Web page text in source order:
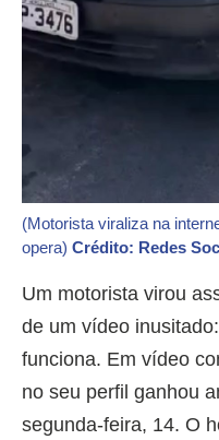
(Motorista viraliza na
opera) Crédito: Redes
Um motorista virou
de um vídeo
funciona. Em vídeo
no seu perfil ganhou
segunda-feira, 14. O